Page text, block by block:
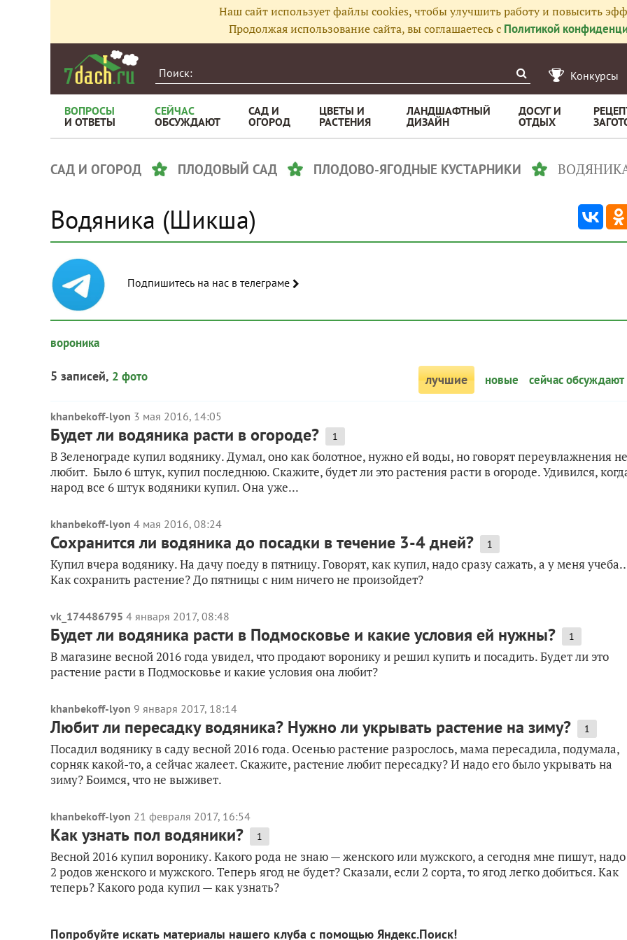
Наш сайт использует файлы cookies, чтобы улучшить работу и повысить
Продолжая использование сайта, вы соглашаетесь с Политикой
Конкурсы
ВОПРОСЫ
И ОТВЕТЫ
СЕЙЧАС
ОБСУЖДАЮТ
САД И
ОГОРОД
ЦВЕТЫ И
РАСТЕНИЯ
ЛАНДШАФТНЫЙ
ДИЗАЙН
ДОСУГ И
ОТДЫХ
САД И ОГОРОД ПЛОДОВЫЙ САД ПЛОДОВО-ЯГОДНЫЕ КУСТАРНИКИ
Водяника (Шикша)
Подпишитесь на нас в телеграме
вороника
5 записей, 2 фото лучшие новые сейчас обсуждают
khanbekoff-lyon 3 мая 2016, 14:05
Будет ли водяника расти в огороде? 1
В Зеленограде купил водянику. Думал, оно как болотное, нужно ей воды, но говорят переувлажнения не
любит. Было 6 штук, купил последнюю. Скажите, будет ли это растения расти в огороде. Удивился,
народ все 6 штук водяники купил. Она уже...
khanbekoff-lyon 4 мая 2016, 08:24
Сохранится ли водяника до посадки в течение 3-4 дней? 1
Купил вчера водянику. На дачу поеду в пятницу. Говорят, как купил, надо сразу сажать, а у меня
Как сохранить растение? До пятницы с ним ничего не произойдет?
vk_174486795 4 января 2017, 08:48
Будет ли водяника расти в Подмосковье и какие условия ей нужны? 1
В магазине весной 2016 года увидел, что продают воронику и решил купить и посадить. Будет ли это
растение расти в Подмосковье и какие условия она любит?
khanbekoff-lyon 9 января 2017, 18:14
Любит ли пересадку водяника? Нужно ли укрывать растение на зиму? 1
Посадил водянику в саду весной 2016 года. Осенью растение разрослось, мама пересадила, подумала,
сорняк какой-то, а сейчас жалеет. Скажите, растение любит пересадку? И надо его было укрывать на
зиму? Боимся, что не выживет.
khanbekoff-lyon 21 февраля 2017, 16:54
Как узнать пол водяники? 1
Весной 2016 купил воронику. Какого рода не знаю — женского или мужского, а сегодня мне пишут, надо
2 родов женского и мужского. Теперь ягод не будет? Сказали, если 2 сорта, то ягод легко добиться. Как
теперь? Какого рода купил — как узнать?
Попробуйте искать материалы нашего клуба с помощью Яндекс.Поиск!